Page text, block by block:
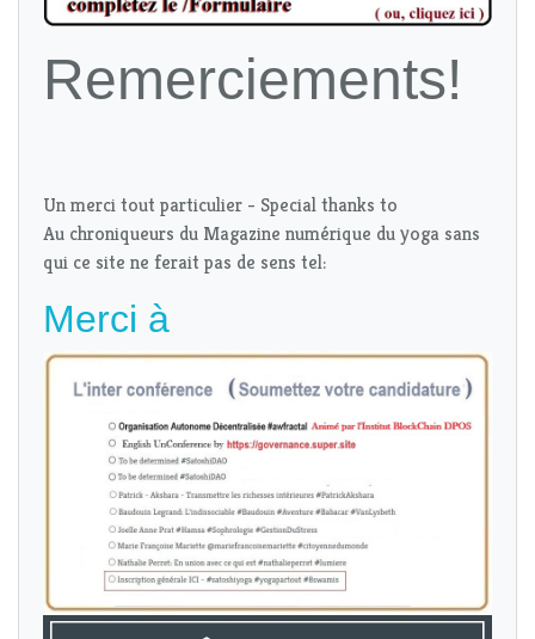
Remerciements!
Un merci tout particulier - Special thanks to
Au chroniqueurs du Magazine numérique du yoga sans
qui ce site ne ferait pas de sens tel:
Merci à